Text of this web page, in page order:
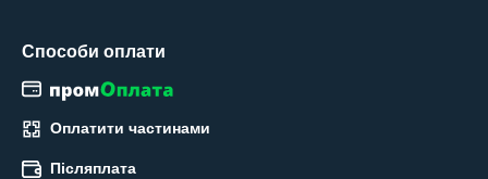
Способи оплати
Оплатити частинами
Післяплата